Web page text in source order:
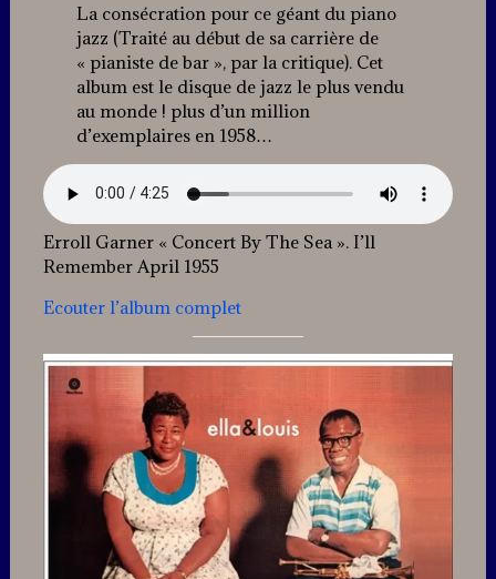
La consécration pour ce géant du piano
jazz (Traité au début de sa carrière de
« pianiste de bar », par la critique). Cet
album est le disque de jazz le plus vendu
au monde ! plus d’un million
d’exemplaires en 1958…
Erroll Garner « Concert By The Sea ». I’ll
Remember April 1955
Ecouter l’album complet